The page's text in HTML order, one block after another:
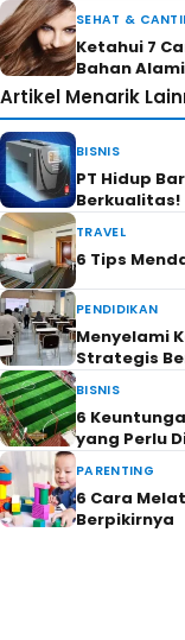
SEHAT &
Ketahui 7
Bahan Alami
Artikel Menarik
BISNIS
PT Hidup
Berkualitas!
TRAVEL
6 Tips
PENDIDIKAN
Menyelami
Strategis
BISNIS
6
yang Perlu
PARENTING
6 Cara
Berpikirnya